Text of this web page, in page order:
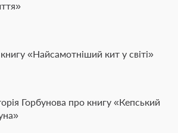
«Найсамотніший кит у світі»
Горбунова про книгу «Кепський